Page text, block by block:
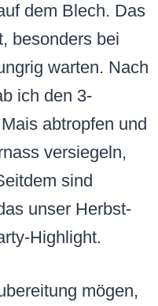
dem Blech. Das
besonders bei
warten. Nach
ich den 3-
abtropfen und
versiegeln,
sind
unser Herbst-
Highlight.
mögen,